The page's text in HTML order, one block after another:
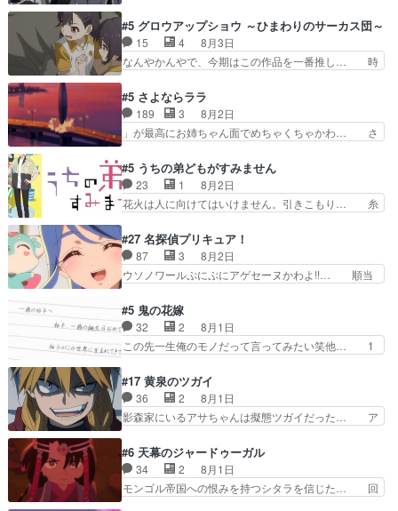
マン趣味ダダ漏れで好き… 期末試験が始まろうと
しておりスピカは対策… 能力鑑定胸像タリスマン
氏容姿も評価してし…
関係の清算が粛々と進められているサラ… サラと
の関係に対して完全に「昔の女」とし… ルーシー
にデレるルディが完全に親バカで微… サラとは会
ってほしいちゃんとした別れ方し… サラは未練0
キャラモヤモヤする別れ方だ… 役で出演させてい
ただきました！よろしくお… 毎クールメインヒロ
インを好きになっちゃう…
#5 グロウアップショウ ～ひまわりのサーカス団～
15 4
8月3日
なんやかんやで、今期はこの作品を一番推し… 時
愛すぎるな楠木ともりちゃんのね… デフォルメさ
れた表情が特に多かったのが印… 葵＆茜の回も良
きでした。あの証拠写真、ひ… 互いが互いのこと
を想っているのにすれ違っ… 第５話をｄアニメス
んと練習したい〟と言… 本当この作品は「キャ
ラ」を活かすのがうま… みずかちゃんの介入で双
子の仲にヒビが………
#5 さよならララ
189 3
8月2日
」が最高にお姉ちゃん面でめちゃくちゃかわ… さ
を振り切ってみんなに謝ったララの思い… 仕事に
馴染めない辺り観ていて苦しいところ… ララちゃ
んの事情はもう少し皆に話して良い… ララと茉里
とで初のアルバイト。七転八倒し… 労働するプリ
てケーキ食べて、帰りにカメ… ララが働く事での
てんやわんや。働いて大変… 地道に働き人と関わ
る日々の中に愛を見いだ…
#5 うちの弟どもがすみません
23 1
8月2日
花火は人に向けてはいけません。引きこもり… 糸
お名前を見たんだけどあの中村大樹さん… 糸ちゃ
んカッケー、色んな意味でwゲームが… 姉から性
的興奮覚えてないよね？なんて言わ… テーマ：引
きこもりの理由感想は、久しぶり… 元ゲーマーな
んの距離感おかしいね(*´… 糸と源ははよ好きお
うとると言わんかい！引… ショウくんと対等に話
すためにゲームをする…
#27 名探偵プリキュア！
87 3
8月2日
ウソノワールぷにぷにアゲセーヌかわよ!!… 順当
取り戻し正式に探偵事務所で働き始め… ポワロ、
元ネタを解説して原作に誘導するの… くれあさん
の探偵としての初事件にしてちょ… ・急にクイズ
番組が始まったw・妖精ウソノ… るるかの助手だ
の！？クレアさん探偵すぎ… 突然のポアロクイズ
は草なんよ。んで、あん… 今回からついにくれあ
が探偵事務所の仲間に…
#5 鬼の花嫁
32 2
8月1日
この先一生俺のモノだって言ってみたい笑他… 1
さん柚子に18年分の誕生日プレゼント… 柚子は
鬼龍院家から初めて学校に通う事にな… プレゼン
ト攻撃ヤバすぎるwwwヴァイオレ… 玲夜さまサ
プライズの、これまでの柚子ちゃ… 玲夜から柚子
んへ…もう中学生な… 梅原の人が18歳になるま
での誕生プレゼン… なよなよした男（cv石田彰）
梅ちゃんがた…
#17 黄泉のツガイ
36 2
8月1日
影森家にいるアサちゃんは擬態ツガイだった… ア
にアサはいなかった逆にガブちゃんはい… 影森の
当主が際限なくツガイを増やせるのに… 今回はも
うガブちゃんさんの悲鳴にも似た怒… ユルと戦っ
た時から伏線が張られていたのが… しかしアサ
#6 天幕のジャードゥーガル
34 2
8月1日
モンゴル帝国への恨みを持つシタラを信じた… 回